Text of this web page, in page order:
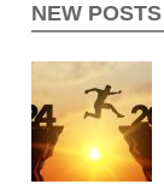
NEW POSTS